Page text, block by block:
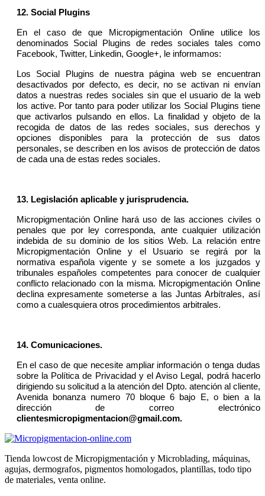
12. Social Plugins
En el caso de que Micropigmentación Online utilice los
denominados Social Plugins de redes sociales tales como
Facebook, Twitter, Linkedin, Google+, le informamos:
Los Social Plugins de nuestra página web se encuentran
desactivados por defecto, es decir, no se activan ni envían
datos a nuestras redes sociales sin que el usuario de la web
los active. Por tanto para poder utilizar los Social Plugins tiene
que activarlos pulsando en ellos. La finalidad y objeto de la
recogida de datos de las redes sociales, sus derechos y
opciones disponibles para la protección de sus datos
personales, se describen en los avisos de protección de datos
de cada una de estas redes sociales.
13. Legislación aplicable y jurisprudencia.
Micropigmentación Online hará uso de las acciones civiles o
penales que por ley corresponda, ante cualquier utilización
indebida de su dominio de los sitios Web. La relación entre
Micropigmentación Online y el Usuario se regirá por la
normativa española vigente y se somete a los juzgados y
tribunales españoles competentes para conocer de cualquier
conflicto relacionado con la misma. Micropigmentación Online
declina expresamente someterse a las Juntas Arbítrales, así
como a cualesquiera otros procedimientos arbitrales.
14. Comunicaciones.
En el caso de que necesite ampliar información o tenga dudas
sobre la Política de Privacidad y el Aviso Legal, podrá hacerlo
dirigiendo su solicitud a la atención del Dpto. atención al cliente,
Avenida bonanza numero 70 bloque 6 bajo E, o bien a la
dirección de correo electrónico
clientesmicropigmentacion@gmail.com.
Tienda lowcost de Micropigmentación y Microblading, máquinas,
agujas, dermografos, pigmentos homologados, plantillas, todo tipo
de materiales, venta online.